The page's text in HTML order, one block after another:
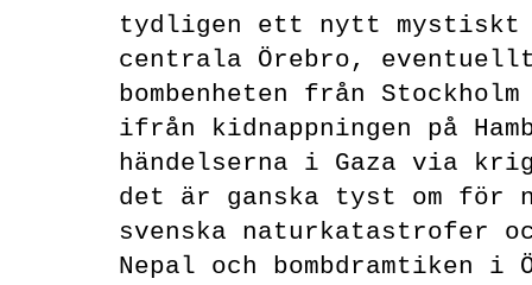
tydligen ett nytt
centrala Örebro,
bombenheten från
ifrån kidnappningen på
händelserna i Gaza via
det är ganska tyst om för
svenska naturkatastrofer
Nepal och bombdramtiken i